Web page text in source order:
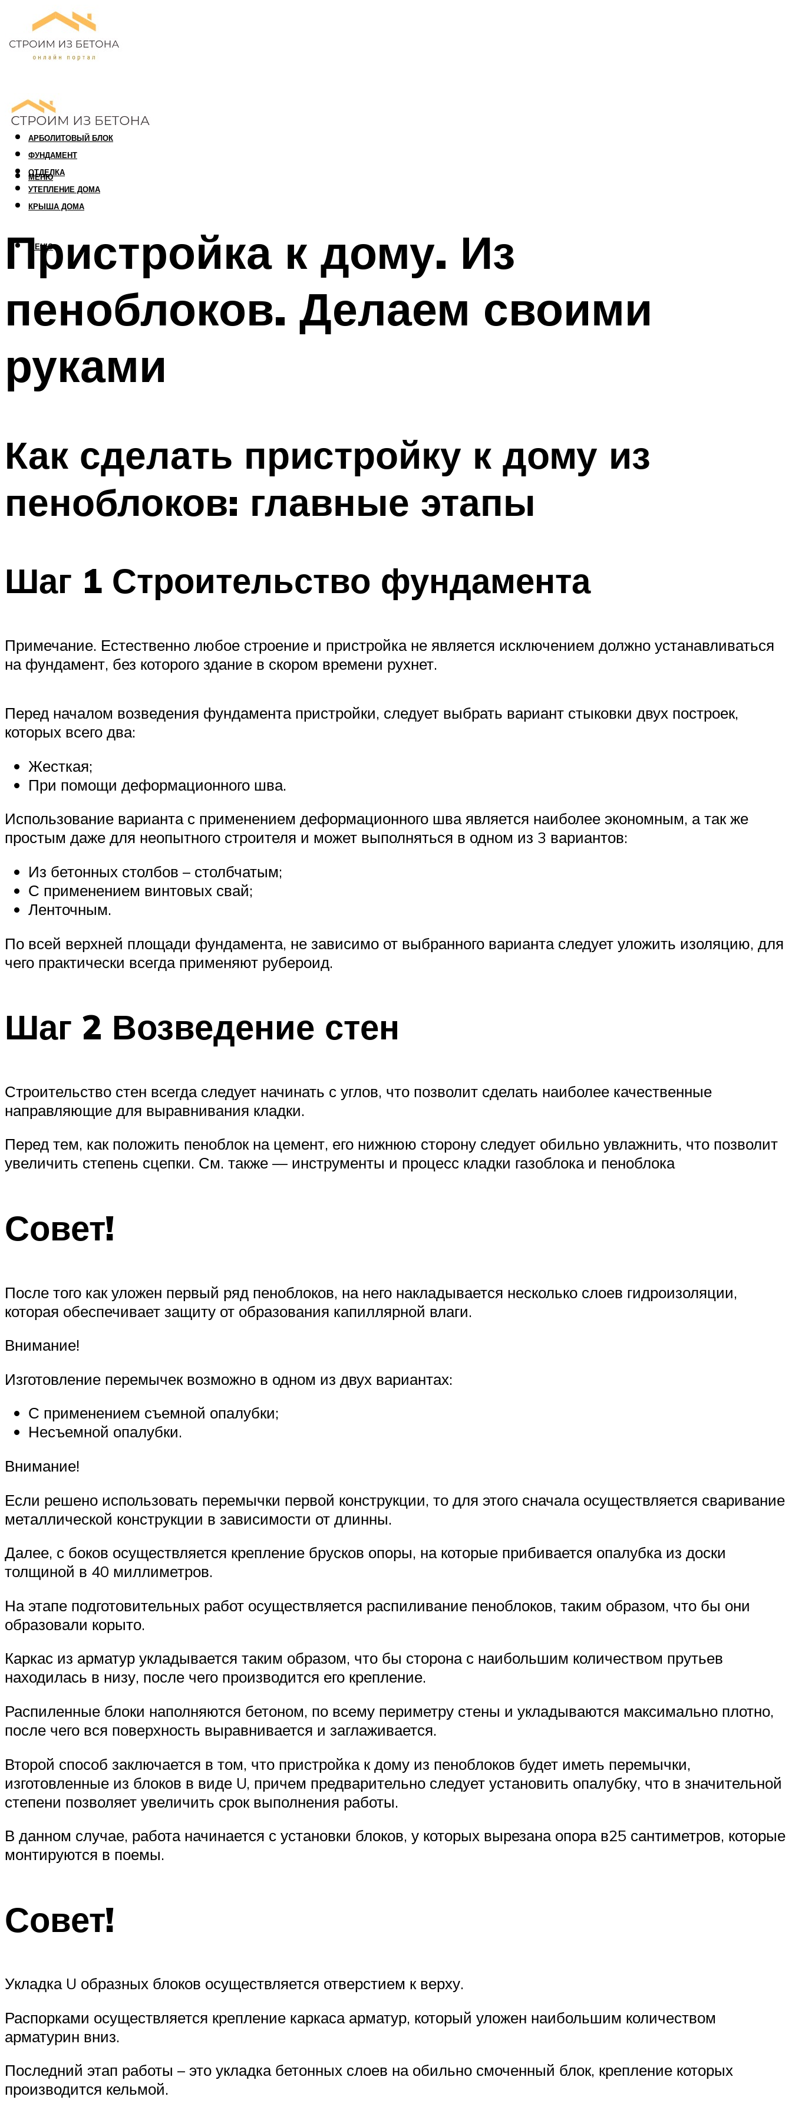
ПЕНОБЛОК
ГАЗОБЛОК
АРБОЛИТОВЫЙ БЛОК
ФУНДАМЕНТ
ОТДЕЛКА
УТЕПЛЕНИЕ ДОМА
КРЫША ДОМА
МЕНЮ
МЕНЮ
Пристройка к дому. Из
пеноблоков. Делаем своими
руками
Как сделать пристройку к дому из
пеноблоков: главные этапы
Шаг 1 Строительство фундамента
Примечание. Естественно любое строение и пристройка не является исключением должно устанавливаться
на фундамент, без которого здание в скором времени рухнет.
Перед началом возведения фундамента пристройки, следует выбрать вариант стыковки двух построек,
которых всего два:
Жесткая;
При помощи деформационного шва.
Использование варианта с применением деформационного шва является наиболее экономным, а так же
простым даже для неопытного строителя и может выполняться в одном из 3 вариантов:
Из бетонных столбов – столбчатым;
С применением винтовых свай;
Ленточным.
По всей верхней площади фундамента, не зависимо от выбранного варианта следует уложить изоляцию, для
чего практически всегда применяют рубероид.
Шаг 2 Возведение стен
Строительство стен всегда следует начинать с углов, что позволит сделать наиболее качественные
направляющие для выравнивания кладки.
Перед тем, как положить пеноблок на цемент, его нижнюю сторону следует обильно увлажнить, что позволит
увеличить степень сцепки. См. также — инструменты и процесс кладки газоблока и пеноблока
Совет!
После того как уложен первый ряд пеноблоков, на него накладывается несколько слоев гидроизоляции,
которая обеспечивает защиту от образования капиллярной влаги.
Внимание!
Изготовление перемычек возможно в одном из двух вариантах:
С применением съемной опалубки;
Несъемной опалубки.
Внимание!
Если решено использовать перемычки первой конструкции, то для этого сначала осуществляется сваривание
металлической конструкции в зависимости от длинны.
Далее, с боков осуществляется крепление брусков опоры, на которые прибивается опалубка из доски
толщиной в 40 миллиметров.
На этапе подготовительных работ осуществляется распиливание пеноблоков, таким образом, что бы они
образовали корыто.
Каркас из арматур укладывается таким образом, что бы сторона с наибольшим количеством прутьев
находилась в низу, после чего производится его крепление.
Распиленные блоки наполняются бетоном, по всему периметру стены и укладываются максимально плотно,
после чего вся поверхность выравнивается и заглаживается.
Второй способ заключается в том, что пристройка к дому из пеноблоков будет иметь перемычки,
изготовленные из блоков в виде U, причем предварительно следует установить опалубку, что в значительной
степени позволяет увеличить срок выполнения работы.
В данном случае, работа начинается с установки блоков, у которых вырезана опора в25 сантиметров, которые
монтируются в поемы.
Совет!
Укладка U образных блоков осуществляется отверстием к верху.
Распорками осуществляется крепление каркаса арматур, который уложен наибольшим количеством
арматурин вниз.
Последний этап работы – это укладка бетонных слоев на обильно смоченный блок, крепление которых
производится кельмой.